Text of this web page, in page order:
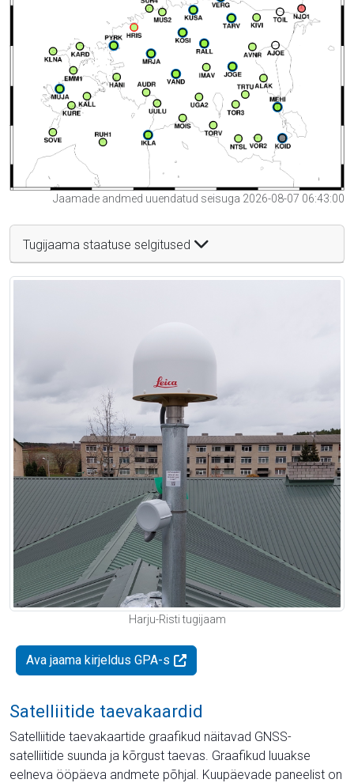
Jaamade andmed uuendatud seisuga 2026-08-07 06:43:00
Tugijaama staatuse selgitused
Harju-Risti tugijaam
Ava jaama kirjeldus GPA-s
Satelliitide taevakaardid
Satelliitide taevakaartide graafikud näitavad GNSS-
satelliitide suunda ja kõrgust taevas. Graafikud luuakse
eelneva ööpäeva andmete põhjal. Kuupäevade paneelist on